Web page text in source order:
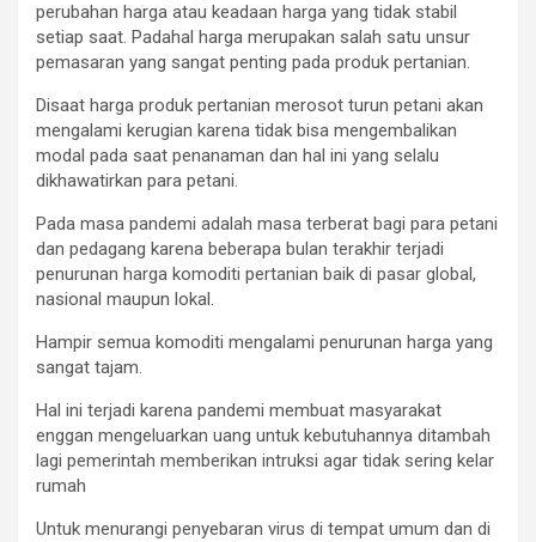
perubahan harga atau keadaan harga yang tidak stabil
setiap saat. Padahal harga merupakan salah satu unsur
pemasaran yang sangat penting pada produk pertanian.
Disaat harga produk pertanian merosot turun petani akan
mengalami kerugian karena tidak bisa mengembalikan
modal pada saat penanaman dan hal ini yang selalu
dikhawatirkan para petani.
Pada masa pandemi adalah masa terberat bagi para petani
dan pedagang karena beberapa bulan terakhir terjadi
penurunan harga komoditi pertanian baik di pasar global,
nasional maupun lokal.
Hampir semua komoditi mengalami penurunan harga yang
sangat tajam.
Hal ini terjadi karena pandemi membuat masyarakat
enggan mengeluarkan uang untuk kebutuhannya ditambah
lagi pemerintah memberikan intruksi agar tidak sering kelar
rumah
Untuk menurangi penyebaran virus di tempat umum dan di